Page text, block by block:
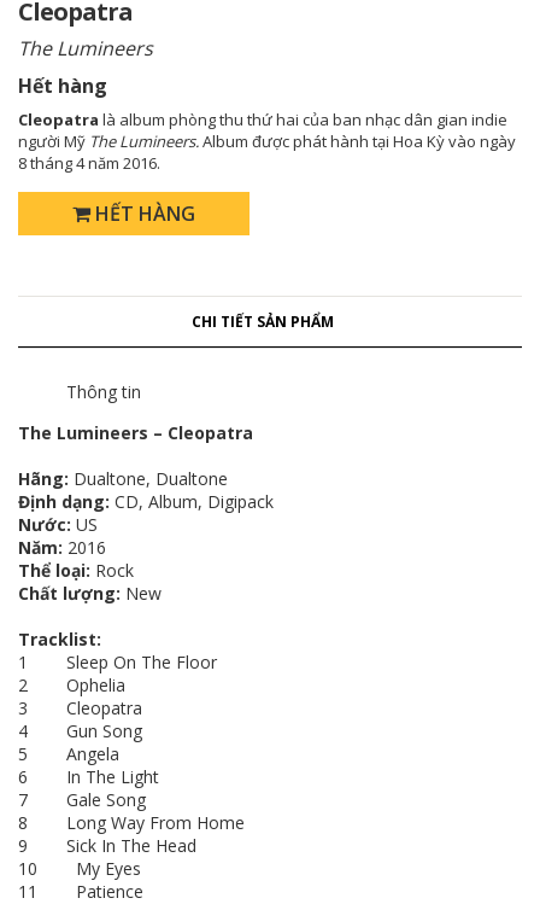
Cleopatra
The Lumineers
Hết hàng
Cleopatra là album phòng thu thứ hai của ban nhạc dân gian indie
người Mỹ The Lumineers.Album được phát hành tại Hoa Kỳ vào ngày
8 tháng 4 năm 2016.
HẾT HÀNG
CHI TIẾT SẢN PHẨM
Thông tin
The Lumineers – Cleopatra
Hãng: Dualtone, Dualtone
Định dạng: CD, Album, Digipack
Nước: US
Năm: 2016
Thể loại: Rock
Chất lượng: New
Tracklist:
1 Sleep On The Floor
2 Ophelia
3 Cleopatra
4 Gun Song
5 Angela
6 In The Light
7 Gale Song
8 Long Way From Home
9 Sick In The Head
10 My Eyes
11 Patience